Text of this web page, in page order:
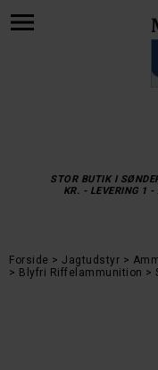
STOR BUTIK I
KR. - LEVERING 1 -
Forside Jagtudstyr
Blyfri Riffelammunition